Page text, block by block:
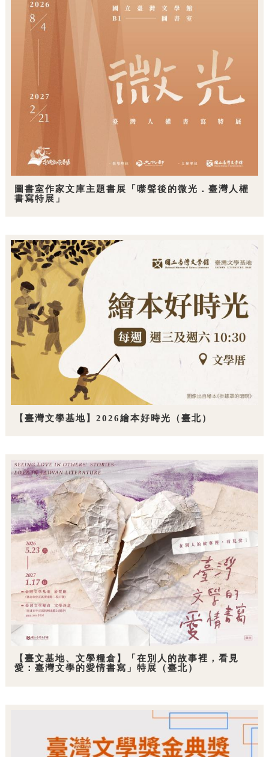
圖書室作家文庫主題書展「噤聲後的微光．臺灣人權
書寫特展」
【臺灣文學基地】2026繪本好時光（臺北）
【臺文基地、文學糧倉】「在別人的故事裡，看見
愛：臺灣文學的愛情書寫」特展（臺北）